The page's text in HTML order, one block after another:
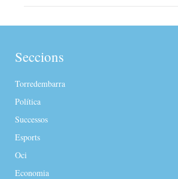
Seccions
Torredembarra
Política
Successos
Esports
Oci
Economia